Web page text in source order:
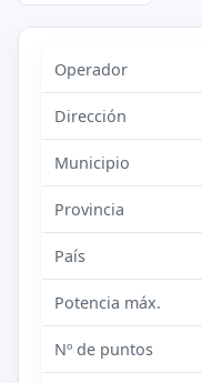
Operador
Dirección
Municipio
Provincia
País
Potencia máx.
Nº de puntos